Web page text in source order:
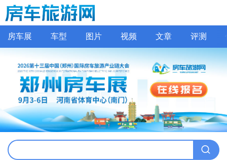
房车展 车型 图片 视频 文章 评测